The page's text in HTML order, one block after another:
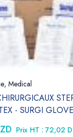
, Medical
- SURGI
Prix HT : 72,02